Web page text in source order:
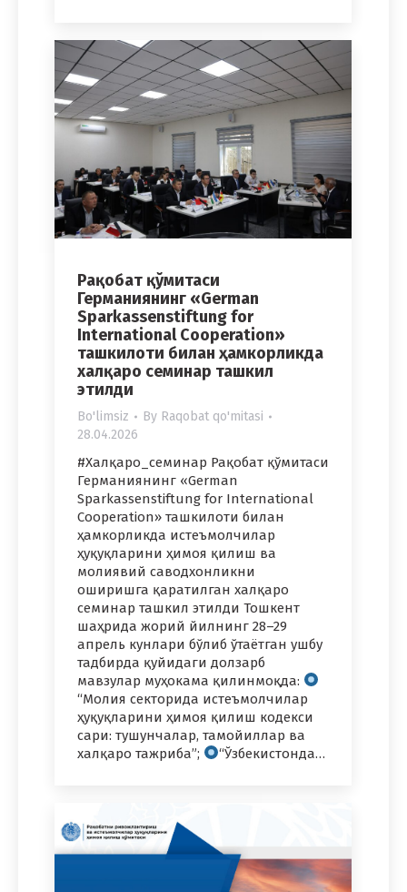
Рақобат қўмитаси
Германиянинг «German
Sparkassenstiftung for
International Cooperation»
ташкилоти билан ҳамкорликда
халқаро семинар ташкил
этилди
Bo'limsiz By Raqobat qo'mitasi
28.04.2026
#Халқаро_семинар Рақобат қўмитаси
Германиянинг «German
Sparkassenstiftung for International
Cooperation» ташкилоти билан
ҳамкорликда истеъмолчилар
ҳуқуқларини ҳимоя қилиш ва
молиявий саводхонликни
оширишга қаратилган халқаро
семинар ташкил этилди Тошкент
шаҳрида жорий йилнинг 28–29
апрель кунлари бўлиб ўтаётган ушбу
тадбирда қуйидаги долзарб
мавзулар муҳокама қилинмоқда:
“Молия секторида истеъмолчилар
ҳуқуқларини ҳимоя қилиш кодекси
сари: тушунчалар, тамойиллар ва
халқаро тажриба”;
“Ўзбекистонда…